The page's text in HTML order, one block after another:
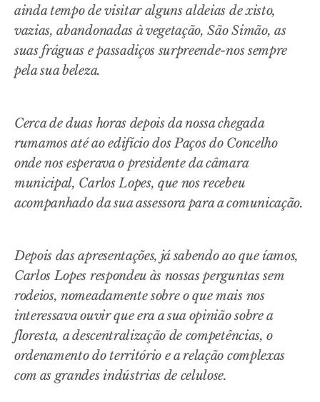
ainda tempo de visitar alguns aldeias de xisto,
vazias, abandonadas à vegetação, São Simão, as
suas fráguas e passadiços surpreende-nos sempre
pela sua beleza.
Cerca de duas horas depois da nossa chegada
rumamos até ao edifício dos Paços do Concelho
onde nos esperava o presidente da câmara
municipal, Carlos Lopes, que nos recebeu
acompanhado da sua assessora para a comunicação.
Depois das apresentações, já sabendo ao que íamos,
Carlos Lopes respondeu às nossas perguntas sem
rodeios, nomeadamente sobre o que mais nos
interessava ouvir que era a sua opinião sobre a
floresta, a descentralização de competências, o
ordenamento do território e a relação complexas
com as grandes indústrias de celulose.